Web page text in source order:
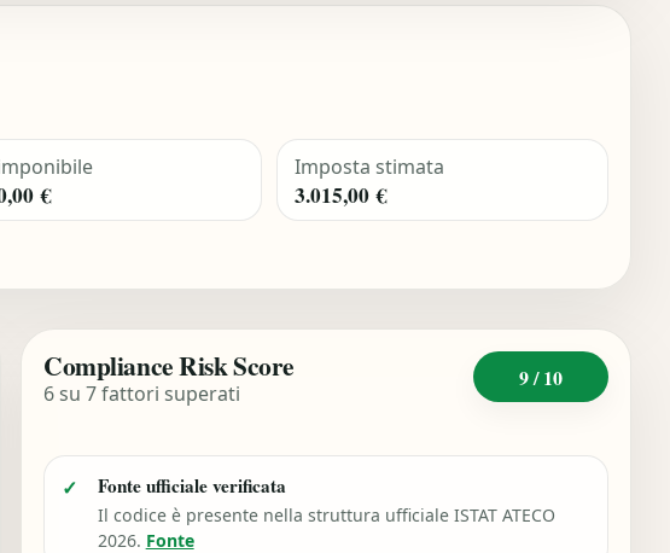
€
Imposta stimata
3.015,00 €
Compliance Risk Score
6 su 7 fattori superati
9 / 10
✓ Fonte ufficiale verificata
Il codice è presente nella struttura ufficiale ISTAT ATECO
2026. Fonte